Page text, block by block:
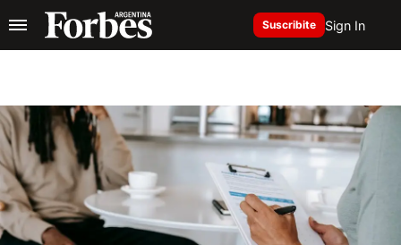
Suscribite Sign In